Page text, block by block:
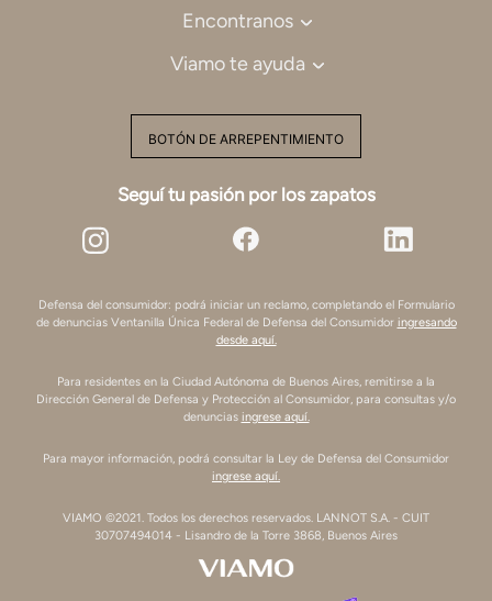
Encontranos
Viamo te ayuda
BOTÓN DE ARREPENTIMIENTO
Seguí tu pasión por los zapatos
Defensa del consumidor: podrá iniciar un reclamo, completando el Formulario
de denuncias Ventanilla Única Federal de Defensa del Consumidor ingresando
desde aquí.
Para residentes en la Ciudad Autónoma de Buenos Aires, remitirse a la
Dirección General de Defensa y Protección al Consumidor, para consultas y/o
denuncias ingrese aquí.
Para mayor información, podrá consultar la Ley de Defensa del Consumidor
ingrese aquí.
VIAMO ©2021. Todos los derechos reservados. LANNOT S.A. - CUIT
30707494014 - Lisandro de la Torre 3868, Buenos Aires